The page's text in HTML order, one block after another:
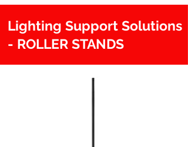
Lighting Support Solutions
- ROLLER STANDS